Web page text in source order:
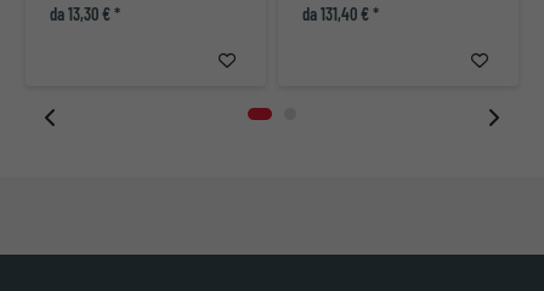
da 13,30 € * da 131,40 € *